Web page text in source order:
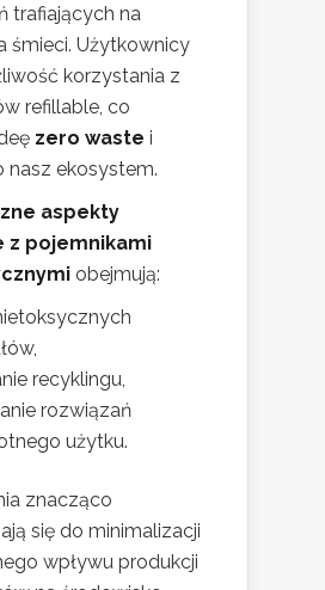
trafiających na
śmieci. Użytkownicy
korzystania z
refillable, co
zero waste i
nasz ekosystem.
aspekty
z pojemnikami
obejmują:
recyklingu,
rozwiązań
użytku.
znacząco
się do minimalizacji
wpływu produkcji